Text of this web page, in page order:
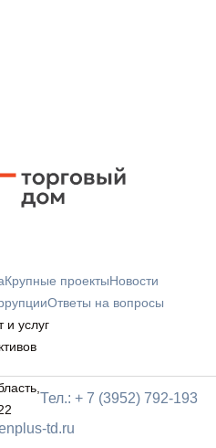
Крупные проектыНовости
Ответы на вопросы
и услуг
Тел.: + 7 (3952) 792-193
td.ru